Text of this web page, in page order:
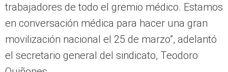
trabajadores de todo el gremio médico. Estamos
en conversación médica para hacer una gran
movilización nacional el 25 de marzo”, adelantó
el secretario general del sindicato, Teodoro